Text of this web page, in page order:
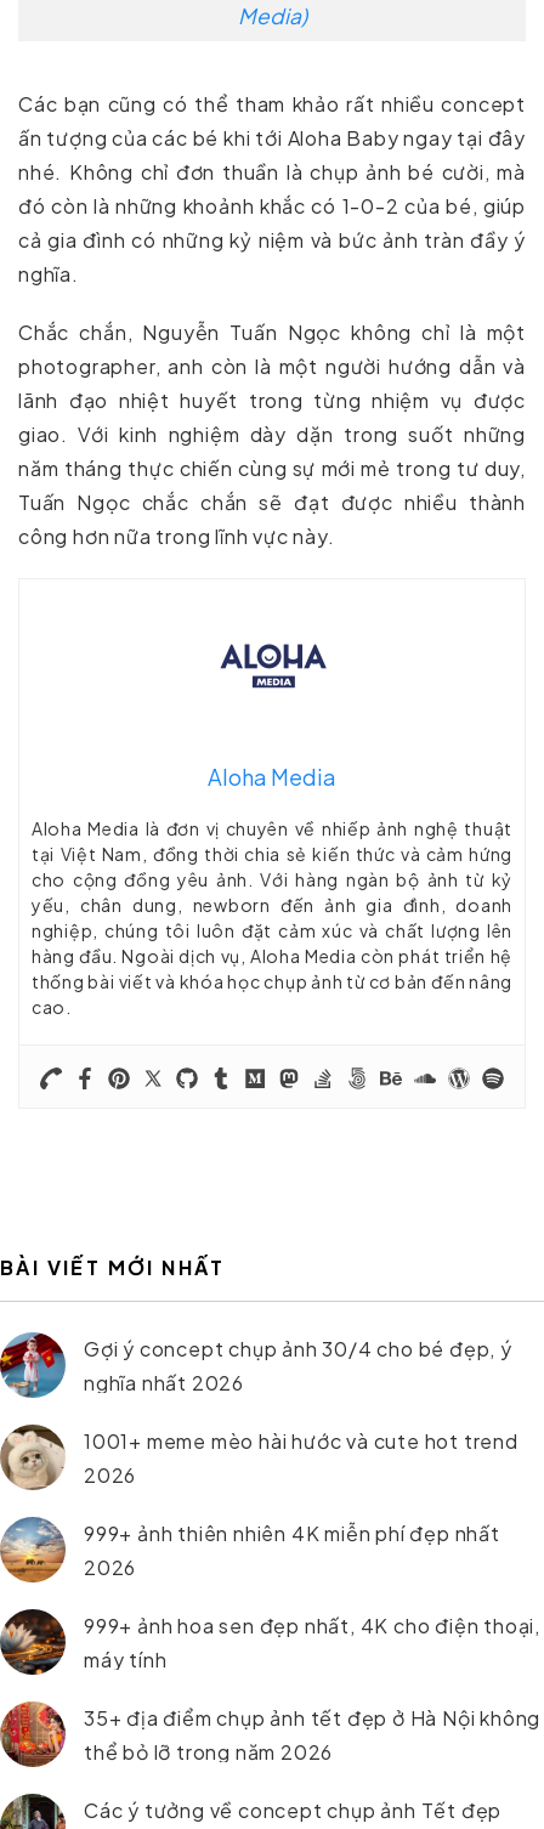
Media)
Các bạn cũng có thể tham khảo rất nhiều concept
ấn tượng của các bé khi tới Aloha Baby ngay tại đây
nhé. Không chỉ đơn thuần là chụp ảnh bé cười, mà
đó còn là những khoảnh khắc có 1-0-2 của bé, giúp
cả gia đình có những kỷ niệm và bức ảnh tràn đầy ý
nghĩa.
Chắc chắn, Nguyễn Tuấn Ngọc không chỉ là một
photographer, anh còn là một người hướng dẫn và
lãnh đạo nhiệt huyết trong từng nhiệm vụ được
giao. Với kinh nghiệm dày dặn trong suốt những
năm tháng thực chiến cùng sự mới mẻ trong tư duy,
Tuấn Ngọc chắc chắn sẽ đạt được nhiều thành
công hơn nữa trong lĩnh vực này.
Aloha Media
Aloha Media là đơn vị chuyên về nhiếp ảnh nghệ thuật
tại Việt Nam, đồng thời chia sẻ kiến thức và cảm hứng
cho cộng đồng yêu ảnh. Với hàng ngàn bộ ảnh từ kỷ
yếu, chân dung, newborn đến ảnh gia đình, doanh
nghiệp, chúng tôi luôn đặt cảm xúc và chất lượng lên
hàng đầu. Ngoài dịch vụ, Aloha Media còn phát triển hệ
thống bài viết và khóa học chụp ảnh từ cơ bản đến nâng
cao.
BÀI VIẾT MỚI NHẤT
Gợi ý concept chụp ảnh 30/4 cho bé đẹp, ý
nghĩa nhất 2026
1001+ meme mèo hài hước và cute hot trend
2026
999+ ảnh thiên nhiên 4K miễn phí đẹp nhất
2026
999+ ảnh hoa sen đẹp nhất, 4K cho điện thoại,
máy tính
35+ địa điểm chụp ảnh tết đẹp ở Hà Nội không
thể bỏ lỡ trong năm 2026
Các ý tưởng về concept chụp ảnh Tết đẹp